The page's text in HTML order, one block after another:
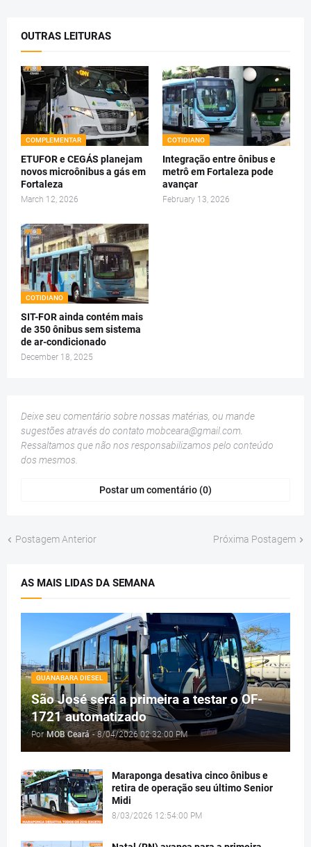
OUTRAS LEITURAS
COMPLEMENTAR
ETUFOR e CEGÁS planejam
novos microônibus a gás em
Fortaleza
March 12, 2026
COTIDIANO
Integração entre ônibus e
metrô em Fortaleza pode
avançar
February 13, 2026
COTIDIANO
SIT-FOR ainda contém mais
de 350 ônibus sem sistema
de ar-condicionado
December 18, 2025
Deixe seu comentário sobre nossas matérias, ou mande
sugestões através do contato mobceara@gmail.com.
Ressaltamos que não nos responsabilizamos pelo conteúdo
dos mesmos.
Postar um comentário (0)
Postagem Anterior Próxima Postagem
AS MAIS LIDAS DA SEMANA
GUANABARA DIESEL
São José será a primeira a testar o OF-
1721 automatizado
Por MOB Ceará - 8/04/2026 02:32:00 PM
Maraponga desativa cinco ônibus e
retira de operação seu último Senior
Midi
8/03/2026 12:54:00 PM